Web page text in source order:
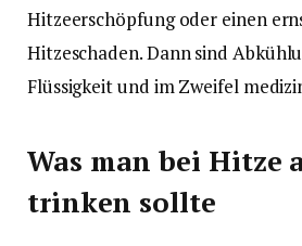
Hitzeerschöpfung oder einen
Hitzeschaden. Dann sind
Flüssigkeit und im Zweifel
Was man bei Hitze
trinken sollte